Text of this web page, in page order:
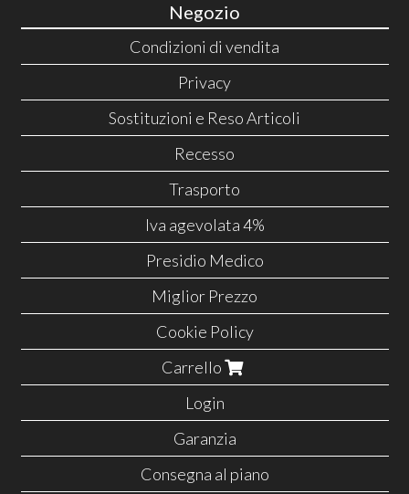
Negozio
Condizioni di vendita
Privacy
Sostituzioni e Reso Articoli
Recesso
Trasporto
Iva agevolata 4%
Presidio Medico
Miglior Prezzo
Cookie Policy
Carrello
Login
Garanzia
Consegna al piano